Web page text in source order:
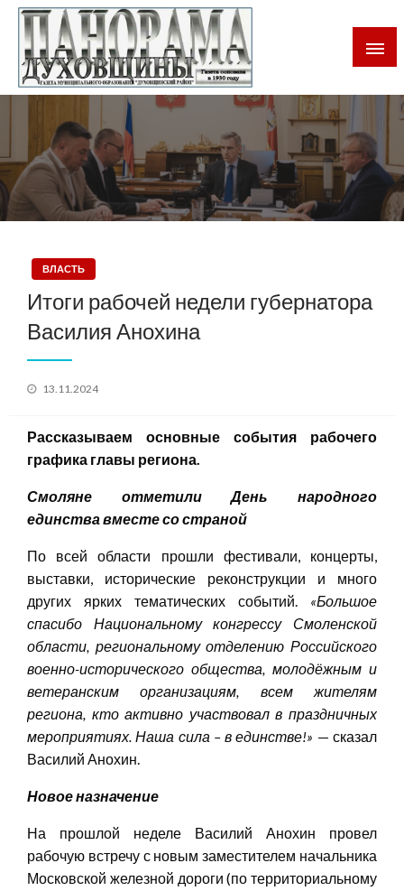
Панорама Духовщины
Газета Духовщинского района Смоленской области
ВЛАСТЬ
Итоги рабочей недели губернатора
Василия Анохина
Posted
13.11.2024
Рассказываем основные события рабочего
графика главы региона.
Смоляне отметили День народного
единствавместе со страной
По всей области прошли фестивали, концерты,
выставки, исторические реконструкции и много
других ярких тематических событий. «Большое
спасибо Национальному конгрессу Смоленской
области, региональному отделению Российского
военно-исторического общества, молодёжным и
ветеранским организациям, всем жителям
региона, кто активно участвовал в праздничных
мероприятиях. Наша сила – в единстве!» — сказал
Василий Анохин.
Новое назначение
На прошлой неделе Василий Анохин провел
рабочую встречу с новым заместителем начальника
Московской железной дороги (по территориальному